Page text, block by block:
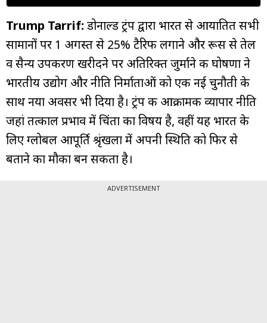
Trump Tarrif: डोनाल्ड ट्रंप द्वारा भारत से आयातित सभी
सामानों पर 1 अगस्त से 25% टैरिफ लगाने और रूस से तेल
व सैन्य उपकरण खरीदने पर अतिरिक्त जुर्माने की घोषणा ने
भारतीय उद्योग और नीति निर्माताओं को एक नई चुनौती के
साथ नया अवसर भी दिया है। ट्रंप की आक्रामक व्यापार नीति
जहां तत्काल प्रभाव में चिंता का विषय है, वहीं यह भारत के
लिए ग्लोबल आपूर्ति श्रृंखला में अपनी स्थिति को फिर से
बताने का मौका बन सकता है।
ADVERTISEMENT